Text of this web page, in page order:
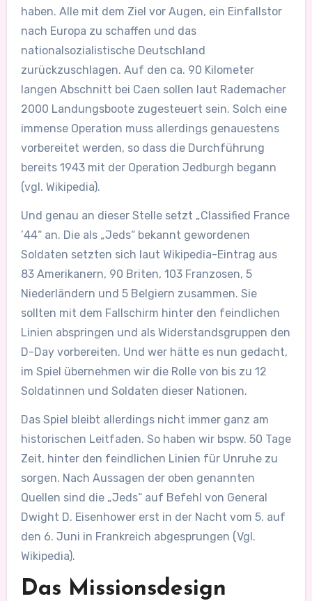
haben. Alle mit dem Ziel vor Augen, ein Einfallstor
nach Europa zu schaffen und das
nationalsozialistische Deutschland
zurückzuschlagen. Auf den ca. 90 Kilometer
langen Abschnitt bei Caen sollen laut Rademacher
2000 Landungsboote zugesteuert sein. Solch eine
immense Operation muss allerdings genauestens
vorbereitet werden, so dass die Durchführung
bereits 1943 mit der Operation Jedburgh begann
(vgl. Wikipedia).
Und genau an dieser Stelle setzt „Classified France
’44“ an. Die als „Jeds“ bekannt gewordenen
Soldaten setzten sich laut Wikipedia-Eintrag aus
83 Amerikanern, 90 Briten, 103 Franzosen, 5
Niederländern und 5 Belgiern zusammen. Sie
sollten mit dem Fallschirm hinter den feindlichen
Linien abspringen und als Widerstandsgruppen den
D-Day vorbereiten. Und wer hätte es nun gedacht,
im Spiel übernehmen wir die Rolle von bis zu 12
Soldatinnen und Soldaten dieser Nationen.
Das Spiel bleibt allerdings nicht immer ganz am
historischen Leitfaden. So haben wir bspw. 50 Tage
Zeit, hinter den feindlichen Linien für Unruhe zu
sorgen. Nach Aussagen der oben genannten
Quellen sind die „Jeds“ auf Befehl von General
Dwight D. Eisenhower erst in der Nacht vom 5. auf
den 6. Juni in Frankreich abgesprungen (Vgl.
Wikipedia).
Das Missionsdesign